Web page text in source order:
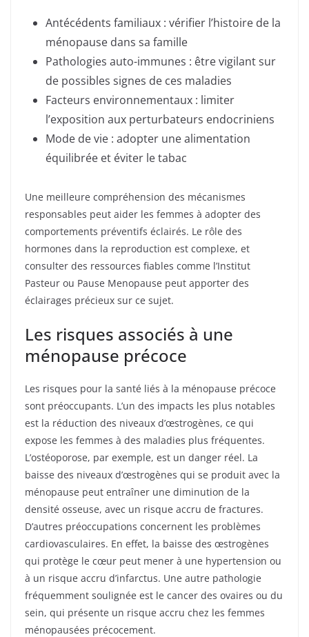
Antécédents familiaux : vérifier l’histoire de la
ménopause dans sa famille
Pathologies auto-immunes : être vigilant sur
de possibles signes de ces maladies
Facteurs environnementaux : limiter
l’exposition aux perturbateurs endocriniens
Mode de vie : adopter une alimentation
équilibrée et éviter le tabac
Une meilleure compréhension des mécanismes
responsables peut aider les femmes à adopter des
comportements préventifs éclairés. Le rôle des
hormones dans la reproduction est complexe, et
consulter des ressources fiables comme l’Institut
Pasteur ou Pause Menopause peut apporter des
éclairages précieux sur ce sujet.
Les risques associés à une
ménopause précoce
Les risques pour la santé liés à la ménopause précoce
sont préoccupants. L’un des impacts les plus notables
est la réduction des niveaux d’œstrogènes, ce qui
expose les femmes à des maladies plus fréquentes.
L’ostéoporose, par exemple, est un danger réel. La
baisse des niveaux d’œstrogènes qui se produit avec la
ménopause peut entraîner une diminution de la
densité osseuse, avec un risque accru de fractures.
D’autres préoccupations concernent les problèmes
cardiovasculaires. En effet, la baisse des œstrogènes
qui protège le cœur peut mener à une hypertension ou
à un risque accru d’infarctus. Une autre pathologie
fréquemment soulignée est le cancer des ovaires ou du
sein, qui présente un risque accru chez les femmes
ménopausées précocement.